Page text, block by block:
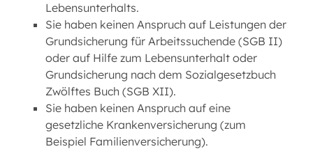
Lebensunterhalts.
Sie haben keinen Anspruch auf Leistungen der
Grundsicherung für Arbeitssuchende (SGB II)
oder auf Hilfe zum Lebensunterhalt oder
Grundsicherung nach dem Sozialgesetzbuch
Zwölftes Buch (SGB XII).
Sie haben keinen Anspruch auf eine
gesetzliche Krankenversicherung (zum
Beispiel Familienversicherung).